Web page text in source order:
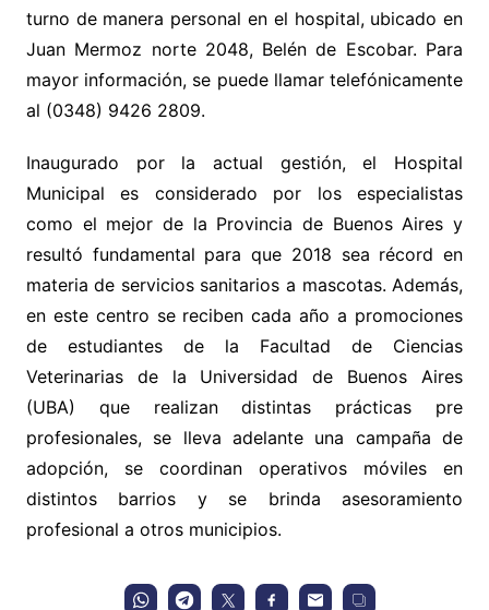
turno de manera personal en el hospital, ubicado en
Juan Mermoz norte 2048, Belén de Escobar. Para
mayor información, se puede llamar telefónicamente
al (0348) 9426 2809.
Inaugurado por la actual gestión, el Hospital
Municipal es considerado por los especialistas
como el mejor de la Provincia de Buenos Aires y
resultó fundamental para que 2018 sea récord en
materia de servicios sanitarios a mascotas. Además,
en este centro se reciben cada año a promociones
de estudiantes de la Facultad de Ciencias
Veterinarias de la Universidad de Buenos Aires
(UBA) que realizan distintas prácticas pre
profesionales, se lleva adelante una campaña de
adopción, se coordinan operativos móviles en
distintos barrios y se brinda asesoramiento
profesional a otros municipios.